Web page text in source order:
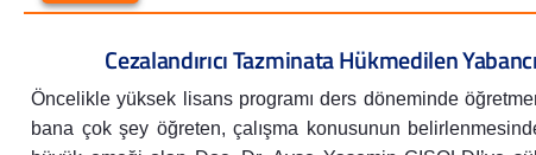
Cezalandırıcı Tazminata Hükmedilen
Öncelikle yüksek lisans programı ders döneminde
bana çok şey öğreten, çalışma konusunun